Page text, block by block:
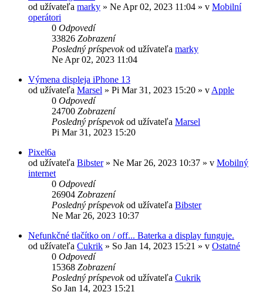
od užívateľa marky » Ne Apr 02, 2023 11:04 » v Mobilní
operátori
0 Odpovedí
33826 Zobrazení
Posledný príspevokod užívateľa marky
Ne Apr 02, 2023 11:04
Výmena displeja iPhone 13
od užívateľa Marsel » Pi Mar 31, 2023 15:20 » v Apple
0 Odpovedí
24700 Zobrazení
Posledný príspevokod užívateľa Marsel
Pi Mar 31, 2023 15:20
Pixel6a
od užívateľa Bibster» Ne Mar 26, 2023 10:37 » v Mobilný
internet
0 Odpovedí
26904 Zobrazení
Posledný príspevokod užívateľa Bibster
Ne Mar 26, 2023 10:37
Nefunkčné tlačítko on / off... Baterka a display funguje.
od užívateľa Cukrik » So Jan 14, 2023 15:21 » v Ostatné
0 Odpovedí
15368 Zobrazení
Posledný príspevokod užívateľa Cukrik
So Jan 14, 2023 15:21